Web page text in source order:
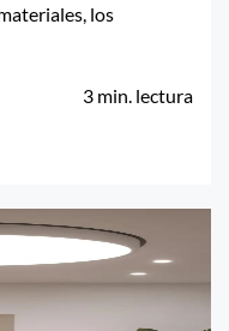
los
3 min. lectura